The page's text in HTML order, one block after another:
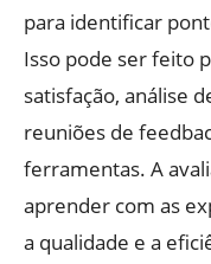
para identificar
Isso pode ser feito
satisfação, análise
reuniões de
ferramentas. A
aprender com as
a qualidade e a